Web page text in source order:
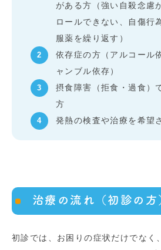
がある方（強い自殺念慮
ロールできない、自傷行
服薬を繰り返す）
依存症の方（アルコール
ャンブル依存）
摂食障害（拒食・過食）
方
発熱の検査や治療を希望
治療の流れ（初診の方
初診では、お困りの症状だけでなく